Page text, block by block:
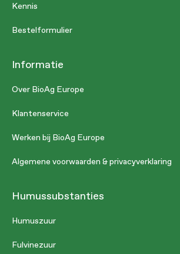
Kennis
Bestelformulier
Informatie
Over BioAg Europe
Klantenservice
Werken bij BioAg Europe
Algemene voorwaarden & privacyverklaring
Humussubstanties
Humuszuur
Fulvinezuur